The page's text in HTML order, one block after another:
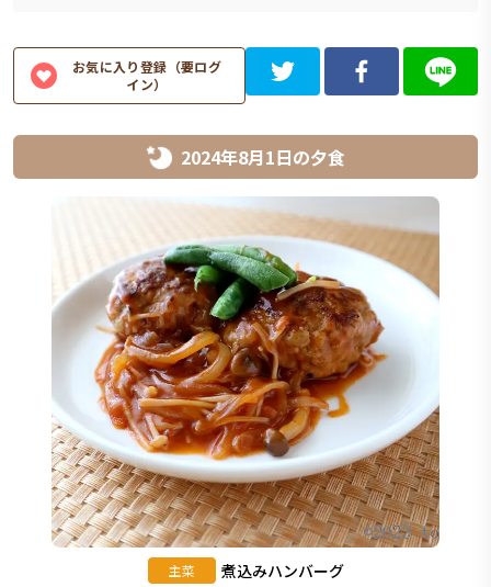
お気に入り登録（要ログ
イン）
2024年8月1日の夕食
主菜 煮込みハンバーグ